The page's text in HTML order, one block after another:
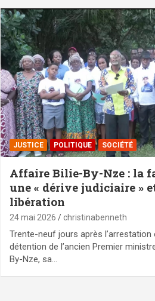
JUSTICE POLITIQUE SOCIÉTÉ
Affaire Bilie-By-Nze : la
une « dérive judiciaire »
libération
24 mai 2026 christinabenneth
Trente-neuf jours après l’arrestation
détention de l’ancien Premier
By-Nze, sa…